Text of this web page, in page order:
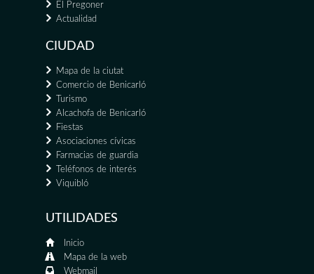
El Pregoner
Actualidad
CIUDAD
Mapa de la ciutat
Comercio de Benicarló
Turismo
Alcachofa de Benicarló
Fiestas
Asociaciones cívicas
Farmacias de guardia
Teléfonos de interés
Viquibló
UTILIDADES
Inicio
Mapa de la web
Webmail